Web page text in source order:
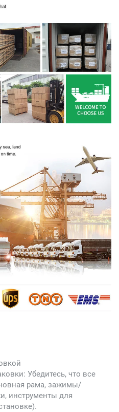
Убедитесь, что все
рама, зажимы/
инструменты для